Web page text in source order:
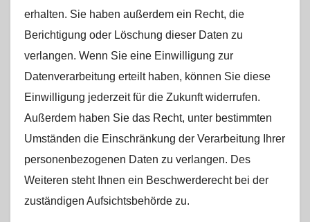
erhalten. Sie haben außerdem ein Recht, die
Berichtigung oder Löschung dieser Daten zu
verlangen. Wenn Sie eine Einwilligung zur
Datenverarbeitung erteilt haben, können Sie diese
Einwilligung jederzeit für die Zukunft widerrufen.
Außerdem haben Sie das Recht, unter bestimmten
Umständen die Einschränkung der Verarbeitung Ihrer
personenbezogenen Daten zu verlangen. Des
Weiteren steht Ihnen ein Beschwerderecht bei der
zuständigen Aufsichtsbehörde zu.